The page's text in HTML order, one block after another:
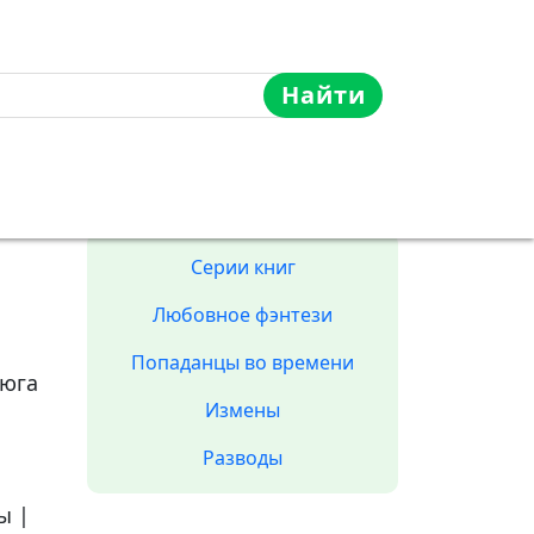
Найти
|
Серии книг
Любовное фэнтези
Попаданцы во времени
Измены
Разводы